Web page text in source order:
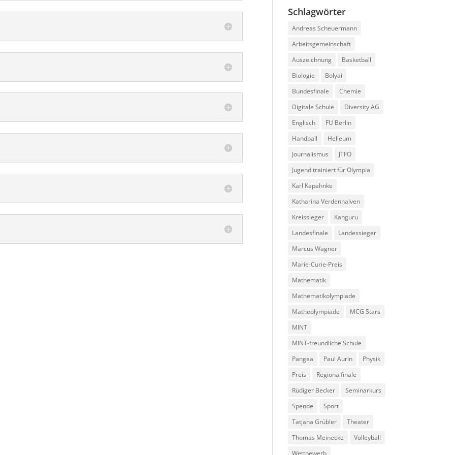
Schlagwörter
Andreas Scheuermann
Arbeitsgemeinschaft
Auszeichnung
Basketball
Biologie
Bolyai
Bundesfinale
Chemie
Digitale Schule
Diversity AG
Englisch
FU Berlin
Handball
Helleum
Journalismus
JTFO
Jugend trainiert für Olympia
Karl Kapahnke
Katharina Verdenhalven
Kreissieger
Känguru
Landesfinale
Landessieger
Marcus Wagner
Marie-Curie-Preis
Mathematik
Mathematikolympiade
Matheolympiade
MCG Stars
MINT
MINT-freundliche Schule
Pangea
Paul Aurin
Physik
Preis
Regionalfinale
Rüdiger Becker
Seminarkurs
Spende
Sport
Tatjana Grübler
Theater
Thomas Meinecke
Volleyball
Wettbewerb